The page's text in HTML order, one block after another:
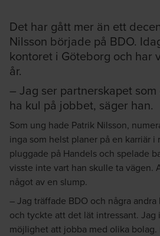
Det har gått mer än ett
Nilsson började på BDO.
kontoret i Göteborg och har
år.
– Jag ser partnerskapet
ha kul på jobbet, säger han.
Som ung hade Patrik Nilsson,
inga som helst planer på en karriär i
pluggade på Handels och spelade
visste inte vart han skulle ta vägen.
något av en slump.
– Jag träffade BDO och några andra
och tyckte att det lät intressant. Jag
möjlighet att jobba med olika bolag.